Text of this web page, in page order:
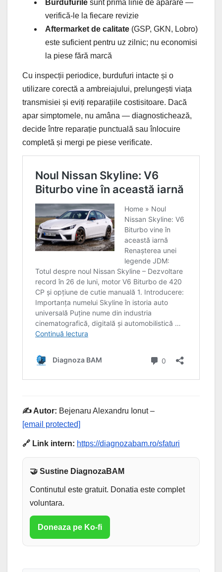
Burdufurile sunt prima linie de apărare —
verifică-le la fiecare revizie
Aftermarket de calitate (GSP, GKN, Lobro)
este suficient pentru uz zilnic; nu economisi
la piese fără marcă
Cu inspecții periodice, burdufuri intacte și o
utilizare corectă a ambreiajului, prelungești viața
transmisiei și eviți reparațiile costisitoare. Dacă
apar simptomele, nu amâna — diagnostichează,
decide între reparație punctuală sau înlocuire
completă și mergi pe piese verificate.
✍️ Autor: Bejenaru Alexandru Ionut –
[email protected]
🔗 Link intern: https://diagnozabam.ro/sfaturi
🤝 Sustine DiagnozaBAM
Continutul este gratuit. Donatia este complet
voluntara.
Doneaza pe Ko-fi